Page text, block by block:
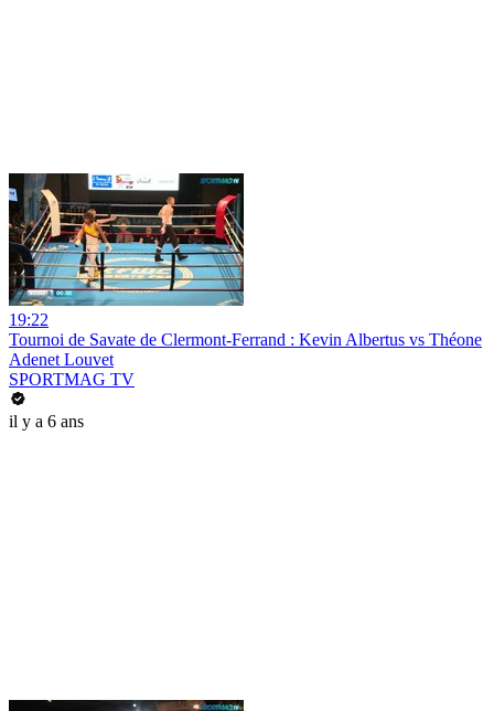
19:22
Tournoi de Savate de Clermont-Ferrand : Kevin Albertus vs Théone
Adenet Louvet
SPORTMAG TV
il y a 6 ans